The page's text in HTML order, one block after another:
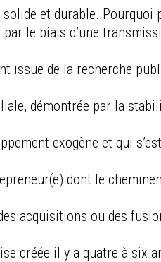
et durable. Pourquoi
le biais d’une
issue de la recherche
démontrée par la
exogène et qui
dont le
acquisitions ou des
créée il y a quatre à six